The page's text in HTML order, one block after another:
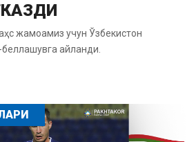
жамоамиз учун Ўзбекистон
айланди.